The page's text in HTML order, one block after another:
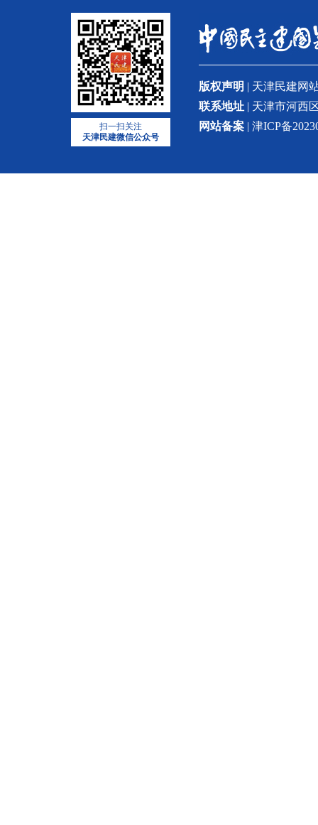
扫一扫关注
天津民建微信公众号
版权声明 | 天津民建网
联系地址 | 天津市河西
网站备案 | 津ICP备